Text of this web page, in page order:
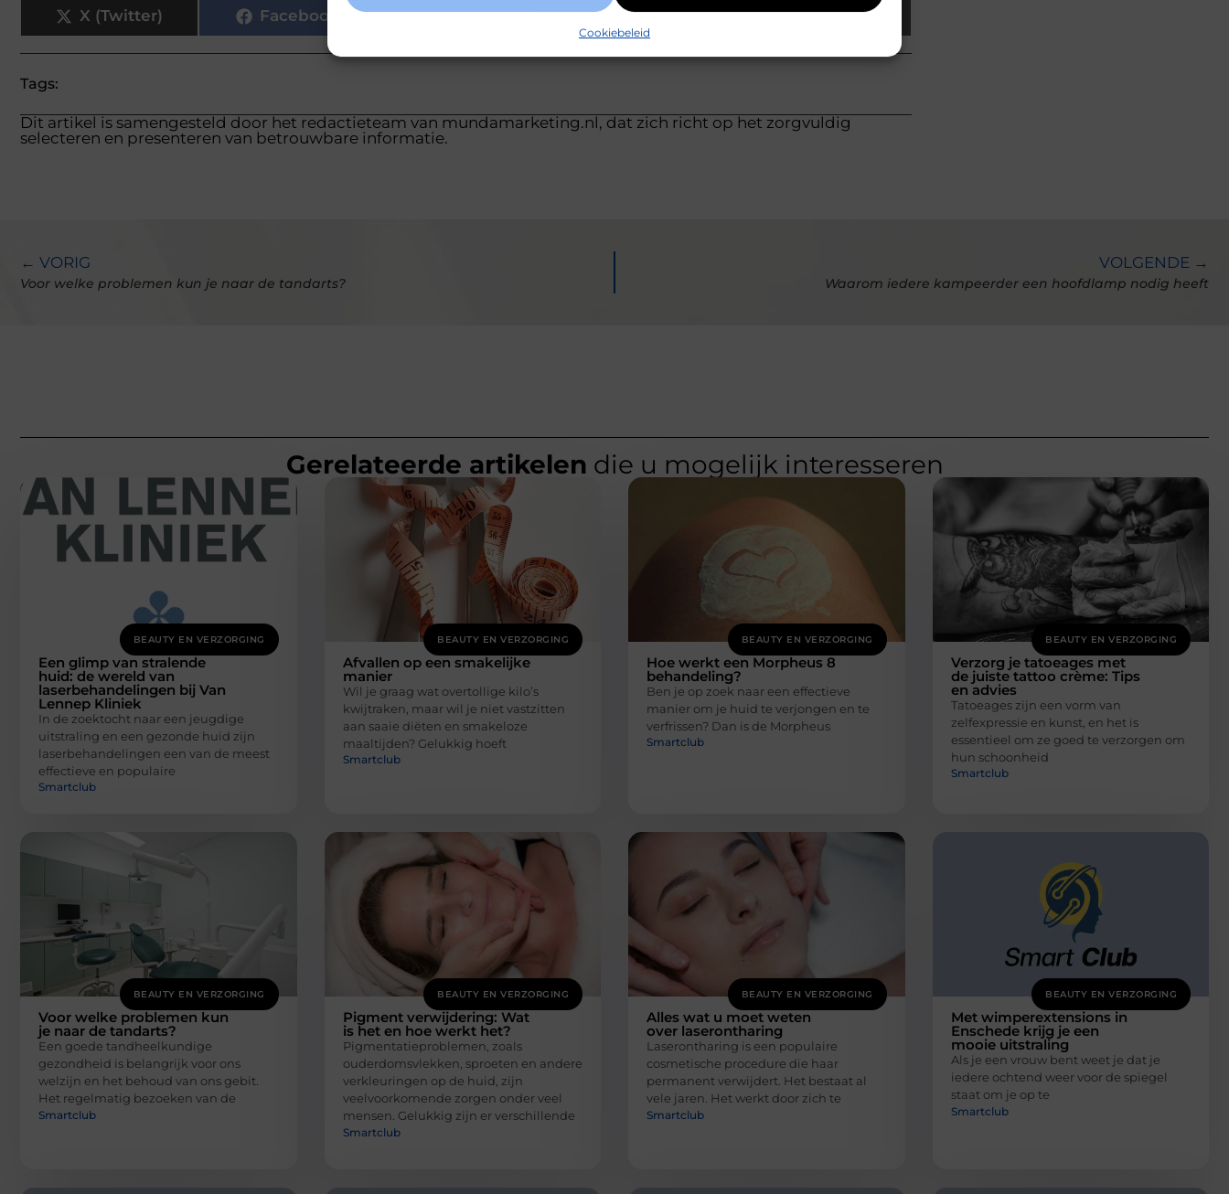
Cookiebeleid
X (Twitter) Facebook Pinterest LinkedIn Email
Tags:
Dit artikel is samengesteld door het redactieteam van mundamarketing.nl, dat zich richt op het zorgvuldig
selecteren en presenteren van betrouwbare informatie.
← VORIG
Voor welke problemen kun je naar de tandarts?
VOLGENDE →
Waarom iedere kampeerder een hoofdlamp nodig heeft
Gerelateerde artikelen die u mogelijk interesseren
BEAUTY EN VERZORGING
Een glimp van stralende
huid: de wereld van
laserbehandelingen bij Van
Lennep Kliniek
In de zoektocht naar een jeugdige
uitstraling en een gezonde huid zijn
laserbehandelingen een van de meest
effectieve en populaire
Smartclub
BEAUTY EN VERZORGING
Afvallen op een smakelijke
manier
Wil je graag wat overtollige kilo’s
kwijtraken, maar wil je niet vastzitten
aan saaie diëten en smakeloze
maaltijden? Gelukkig hoeft
Smartclub
BEAUTY EN VERZORGING
Hoe werkt een Morpheus 8
behandeling?
Ben je op zoek naar een effectieve
manier om je huid te verjongen en te
verfrissen? Dan is de Morpheus
Smartclub
BEAUTY EN VERZORGING
Verzorg je tatoeages met
de juiste tattoo crème: Tips
en advies
Tatoeages zijn een vorm van
zelfexpressie en kunst, en het is
essentieel om ze goed te verzorgen om
hun schoonheid
Smartclub
BEAUTY EN VERZORGING
Voor welke problemen kun
je naar de tandarts?
Een goede tandheelkundige
gezondheid is belangrijk voor ons
welzijn en het behoud van ons gebit.
Het regelmatig bezoeken van de
Smartclub
BEAUTY EN VERZORGING
Pigment verwijdering: Wat
is het en hoe werkt het?
Pigmentatieproblemen, zoals
ouderdomsvlekken, sproeten en andere
verkleuringen op de huid, zijn
veelvoorkomende zorgen onder veel
mensen. Gelukkig zijn er verschillende
Smartclub
BEAUTY EN VERZORGING
Alles wat u moet weten
over laserontharing
Laserontharing is een populaire
cosmetische procedure die haar
permanent verwijdert. Het bestaat al
vele jaren. Het werkt door zich te
Smartclub
BEAUTY EN VERZORGING
Met wimperextensions in
Enschede krijg je een
mooie uitstraling
Als je een vrouw bent weet je dat je
iedere ochtend weer voor de spiegel
staat om je op te
Smartclub